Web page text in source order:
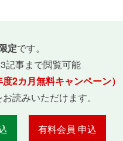
定です。
記事まで閲覧可能
2カ月無料キャンペーン）
読みいただけます。
有料会員 申込